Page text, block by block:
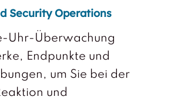
Security Operations
Uhr-Überwachung
Endpunkte und
um Sie bei der
und